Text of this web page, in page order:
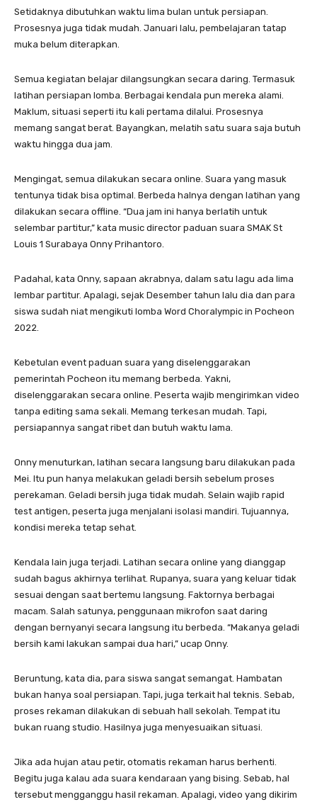
Setidaknya dibutuhkan waktu lima bulan untuk persiapan.
Prosesnya juga tidak mudah. Januari lalu, pembelajaran tatap
muka belum diterapkan.
Semua kegiatan belajar dilangsungkan secara daring. Termasuk
latihan persiapan lomba. Berbagai kendala pun mereka alami.
Maklum, situasi seperti itu kali pertama dilalui. Prosesnya
memang sangat berat. Bayangkan, melatih satu suara saja butuh
waktu hingga dua jam.
Mengingat, semua dilakukan secara online. Suara yang masuk
tentunya tidak bisa optimal. Berbeda halnya dengan latihan yang
dilakukan secara offline. “Dua jam ini hanya berlatih untuk
selembar partitur,” kata music director paduan suara SMAK St
Louis 1 Surabaya Onny Prihantoro.
Padahal, kata Onny, sapaan akrabnya, dalam satu lagu ada lima
lembar partitur. Apalagi, sejak Desember tahun lalu dia dan para
siswa sudah niat mengikuti lomba Word Choralympic in Pocheon
2022.
Kebetulan event paduan suara yang diselenggarakan
pemerintah Pocheon itu memang berbeda. Yakni,
diselenggarakan secara online. Peserta wajib mengirimkan video
tanpa editing sama sekali. Memang terkesan mudah. Tapi,
persiapannya sangat ribet dan butuh waktu lama.
Onny menuturkan, latihan secara langsung baru dilakukan pada
Mei. Itu pun hanya melakukan geladi bersih sebelum proses
perekaman. Geladi bersih juga tidak mudah. Selain wajib rapid
test antigen, peserta juga menjalani isolasi mandiri. Tujuannya,
kondisi mereka tetap sehat.
Kendala lain juga terjadi. Latihan secara online yang dianggap
sudah bagus akhirnya terlihat. Rupanya, suara yang keluar tidak
sesuai dengan saat bertemu langsung. Faktornya berbagai
macam. Salah satunya, penggunaan mikrofon saat daring
dengan bernyanyi secara langsung itu berbeda. “Makanya geladi
bersih kami lakukan sampai dua hari,” ucap Onny.
Beruntung, kata dia, para siswa sangat semangat. Hambatan
bukan hanya soal persiapan. Tapi, juga terkait hal teknis. Sebab,
proses rekaman dilakukan di sebuah hall sekolah. Tempat itu
bukan ruang studio. Hasilnya juga menyesuaikan situasi.
Jika ada hujan atau petir, otomatis rekaman harus berhenti.
Begitu juga kalau ada suara kendaraan yang bising. Sebab, hal
tersebut mengganggu hasil rekaman. Apalagi, video yang dikirim